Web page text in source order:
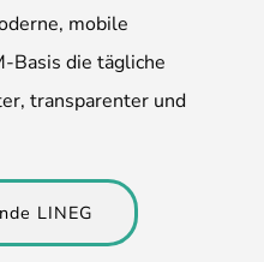
mobile
Basis die tägliche
transparenter und
LINEG